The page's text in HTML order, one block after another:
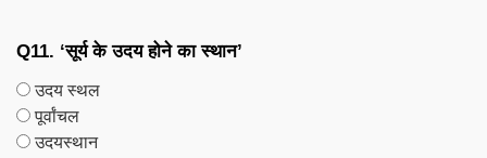
Q11. ‘सूर्य के उदय होने का स्थान’
उदय स्थल
पूर्वांचल
उदयस्थान